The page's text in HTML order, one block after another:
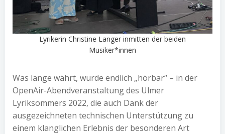
Lyrikerin Christine Langer inmitten der beiden
Musiker*innen
Was lange währt, wurde endlich „hörbar“ – in der
OpenAir-Abendveranstaltung des Ulmer
Lyriksommers 2022, die auch Dank der
ausgezeichneten technischen Unterstützung zu
einem klanglichen Erlebnis der besonderen Art